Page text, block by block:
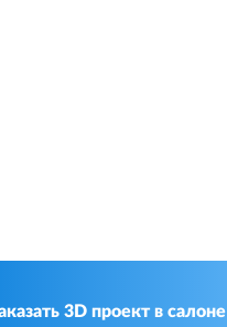
3D проект в салоне